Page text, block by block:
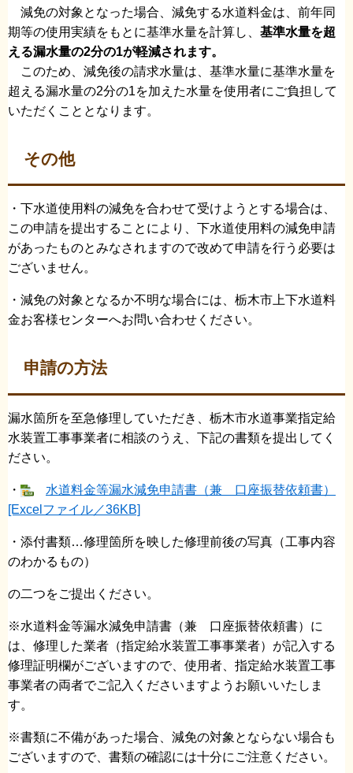
減免の対象となった場合、減免する水道料金は、前年同
期等の使用実績をもとに基準水量を計算し、 基準水量を超
える漏水量の2分の1が軽減されます。
このため、減免後の請求水量は、基準水量に基準水量を
超える漏水量の2分の1を加えた水量を使用者にご負担して
いただくこととなります。
その他
・下水道使用料の減免を合わせて受けようとする場合は、
この申請を提出することにより、下水道使用料の減免申請
があったものとみなされますので改めて申請を行う必要は
ございません。
・減免の対象となるか不明な場合には、栃木市上下水道料
金お客様センターへお問い合わせください。
申請の方法
漏水箇所を至急修理していただき、栃木市水道事業指定給
水装置工事事業者に相談のうえ、下記の書類を提出してく
ださい。
・
水道料金等漏水減免申請書（兼 口座振替依頼書）
[Excelファイル／36KB]
・添付書類…修理箇所を映した修理前後の写真（工事内容
のわかるもの）
の二つをご提出ください。
※水道料金等漏水減免申請書（兼 口座振替依頼書）に
は、修理した業者（指定給水装置工事事業者）が記入する
修理証明欄がございますので、使用者、指定給水装置工事
事業者の両者でご記入くださいますようお願いいたしま
す。
※書類に不備があった場合、減免の対象とならない場合も
ございますので、書類の確認には十分にご注意ください。